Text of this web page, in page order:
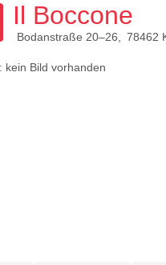
Il Boccone
Bodanstraße 20–26 78462